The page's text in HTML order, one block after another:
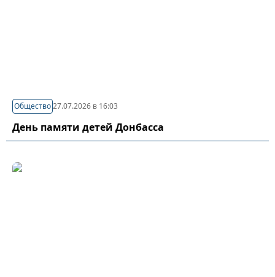
Общество27.07.2026 в 16:03
День памяти детей Донбасса